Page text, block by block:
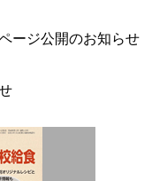
ージ公開のお知らせ